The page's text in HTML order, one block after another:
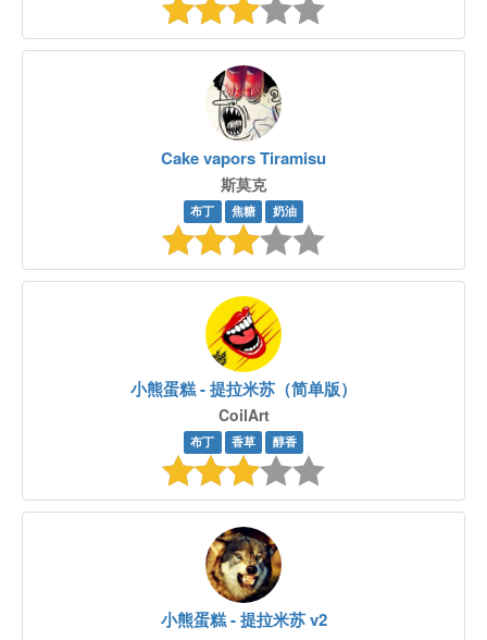
Cake vapors Tiramisu
斯莫克
布丁 焦糖 奶油
小熊蛋糕 - 提拉米苏（简单版）
CoilArt
布丁 香草 醇香
小熊蛋糕 - 提拉米苏 v2